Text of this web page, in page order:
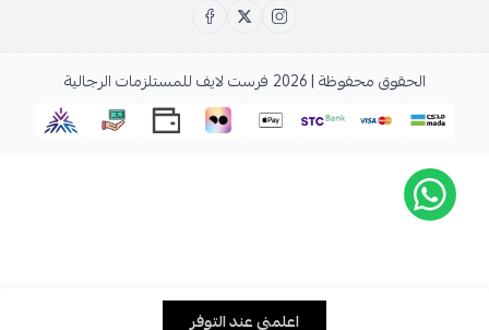
اعلمني عند التوفر
الحقوق محفوظة | 2026 فرست لايف للمستلزمات الرجالية